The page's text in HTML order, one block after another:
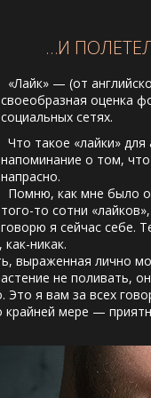
…И
«Лайк» — (от
своеобразная оценка
социальных сетях.
Что такое «лайки»
напоминание о том, что
напрасно.
Помню, как мне было
того-то сотни
говорю я сейчас себе.
никак.
выраженная лично
не поливать,
Это я вам за всех
мере —